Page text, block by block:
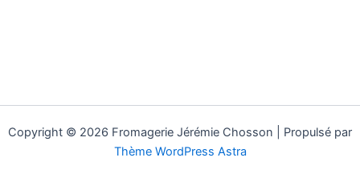
Copyright © 2026 Fromagerie Jérémie Chosson | Propulsé par
Thème WordPress Astra